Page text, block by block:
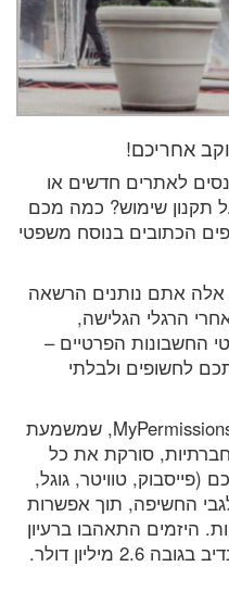
אחריכם!
לאתרים חדשים או
תקנון שימוש? כמה מכם
הכתובים בנוסח משפטי
אלה אתם נותנים הרשאה
הרגלי הגלישה,
החשבונות הפרטיים –
לחשופים ולבלתי
זו הסיבה להקמתה של התכנה MyPermissions, שמשמעת
חברתיות, סורקת את כל
(פייסבוק, טוויטר, גוגל,
החשיפה, תוך אפשרות
היזמים התאהבו ברעיון
כל כך, שסיפקו למפעילה מימון נדיב בגובה 2.6 מיליון דולר.